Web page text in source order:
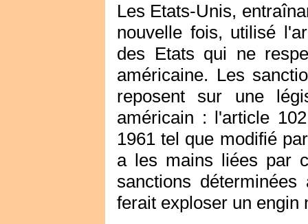
Les Etats-Unis,
nouvelle fois, utilisé
des Etats qui ne
américaine. Les
reposent sur une
américain : l'article
1961 tel que modifié
a les mains liées par
sanctions
ferait exploser un engin